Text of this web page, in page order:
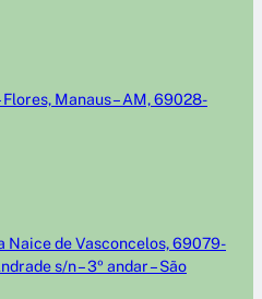
Flores, Manaus – AM, 69028-
Naice de Vasconcelos, 69079-
s/n – 3º andar – São